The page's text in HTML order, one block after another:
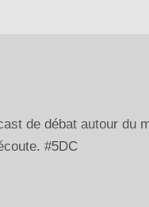
de débat autour du
#5DC